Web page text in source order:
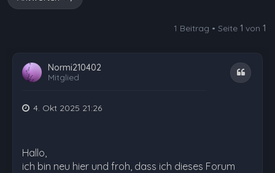
1 Beitrag • Seite 1 von 1
Normi210402
Mitglied
Zitat
4. Okt 2025 21:26
Hallo,
ich bin neu hier und froh, dass ich dieses Forum